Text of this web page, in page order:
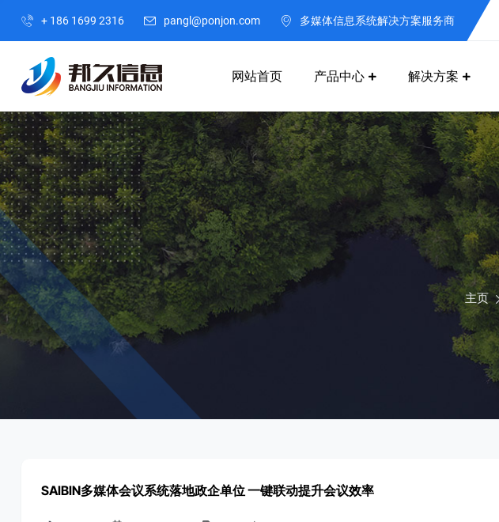
+ 186 1699 2316 pangl@ponjon.com 多媒体信息系统解决方案服务商
网站首页 产品中心 解决方案
主页
SAIBIN多媒体会议系统落地政企单位 一键联动提升会议效率